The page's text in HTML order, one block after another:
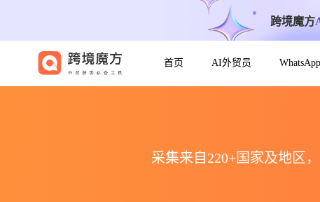
跨境魔方
首页 AI外贸员
采集来自220+国家及地区